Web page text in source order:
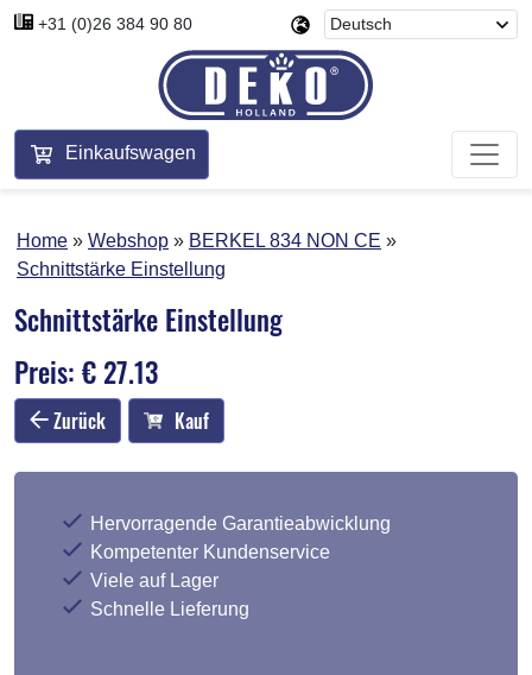
+31 (0)26 384 90 80
Einkaufswagen
Home Webshop
BERKEL 834 NON CE
Schnittstärke Einstellung
Schnittstärke Einstellung
Preis: € 27.13
Zurück Kauf
Hervorragende Garantieabwicklung
Kompetenter Kundenservice
Viele auf Lager
Schnelle Lieferung